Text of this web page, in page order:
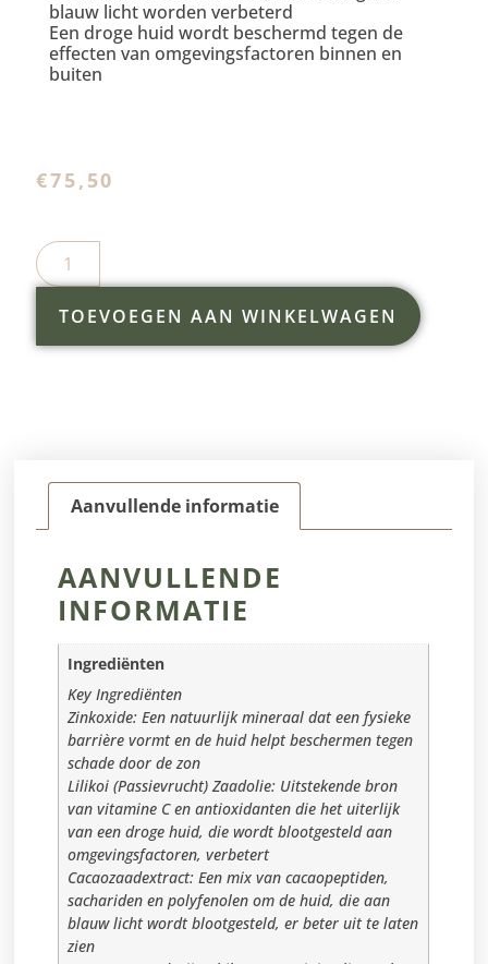
blauw licht worden verbeterd
Een droge huid wordt beschermd tegen de
effecten van omgevingsfactoren binnen en
buiten
€75,50
TOEVOEGEN AAN WINKELWAGEN
Aanvullende informatie
AANVULLENDE
INFORMATIE
Ingrediënten
Key Ingrediënten
Zinkoxide: Een natuurlijk mineraal dat een fysieke
barrière vormt en de huid helpt beschermen tegen
schade door de zon
Lilikoi (Passievrucht) Zaadolie: Uitstekende bron
van vitamine C en antioxidanten die het uiterlijk
van een droge huid, die wordt blootgesteld aan
omgevingsfactoren, verbetert
Cacaozaadextract: Een mix van cacaopeptiden,
sachariden en polyfenolen om de huid, die aan
blauw licht wordt blootgesteld, er beter uit te laten
zien